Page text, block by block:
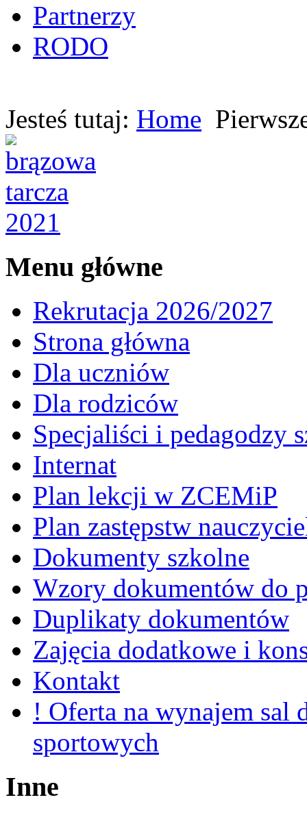
Partnerzy
RODO
Jesteś tutaj: Home
Menu główne
Rekrutacja 2026/2027
Strona główna
Dla uczniów
Dla rodziców
Specjaliści i pedagodzy
Internat
Plan lekcji w ZCEMiP
Plan zastępstw
Dokumenty szkolne
Wzory dokumentów do
Duplikaty dokumentów
Zajęcia dodatkowe i
Kontakt
! Oferta na wynajem
sportowych
Inne